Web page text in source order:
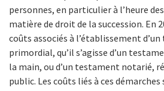
personnes, en particulier à l’heure
matière de droit de la succession. En
coûts associés à l’établissement
primordial, qu’il s’agisse d’un
la main, ou d’un testament notarié,
public. Les coûts liés à ces